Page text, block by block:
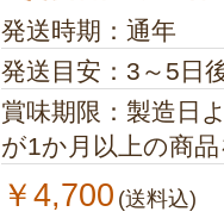
発送時期：通年
発送目安：3～5日
賞味期限：製造日
が1か月以上の商
￥4,700 (送料込)